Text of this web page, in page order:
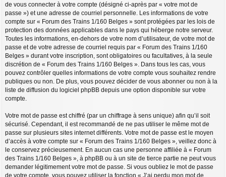
de vous connecter à votre compte (désigné ci-après par « votre mot de
passe ») et une adresse de courriel personnelle. Les informations de votre
compte sur « Forum des Trains 1/160 Belges » sont protégées par les lois de
protection des données applicables dans le pays qui héberge notre serveur.
Toutes les informations, en-dehors de votre nom d’utilisateur, de votre mot de
passe et de votre adresse de courriel requis par « Forum des Trains 1/160
Belges » durant votre inscription, sont obligatoires ou facultatives, à la seule
discrétion de « Forum des Trains 1/160 Belges ». Dans tous les cas, vous
pouvez contrôler quelles informations de votre compte vous souhaitez rendre
publiques ou non. De plus, vous pouvez décider de vous abonner ou non à la
liste de diffusion du logiciel phpBB depuis une option disponible sur votre
compte.
Votre mot de passe est chiffré (par un chiffrage à sens unique) afin qu’il soit
sécurisé. Cependant, il est recommandé de ne pas utiliser le même mot de
passe sur plusieurs sites internet différents. Votre mot de passe est le moyen
d’accès à votre compte sur « Forum des Trains 1/160 Belges », veillez donc à
le conservez précieusement. En aucun cas une personne affiliée à « Forum
des Trains 1/160 Belges », à phpBB ou à un site de tierce partie ne peut vous
demander légitimement votre mot de passe. Si vous oubliez le mot de passe
de votre compte, vous pouvez utiliser la fonction « J’ai perdu mon mot de